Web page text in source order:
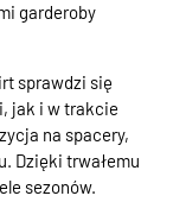
garderoby
sprawdzi się
jak i w trakcie
na spacery,
Dzięki trwałemu
sezonów.